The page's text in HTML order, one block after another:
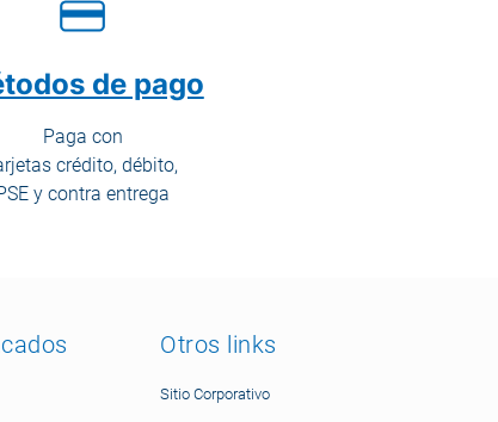
de pago
Paga con
crédito, débito,
y contra entrega
Otros links
Sitio Corporativo